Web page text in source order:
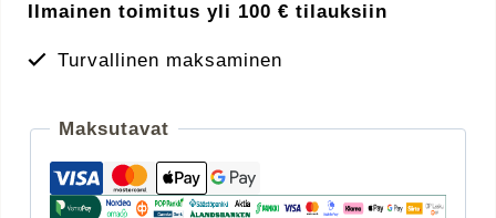
Ilmainen toimitus yli 100 € tilauksiin
Turvallinen maksaminen
Maksutavat